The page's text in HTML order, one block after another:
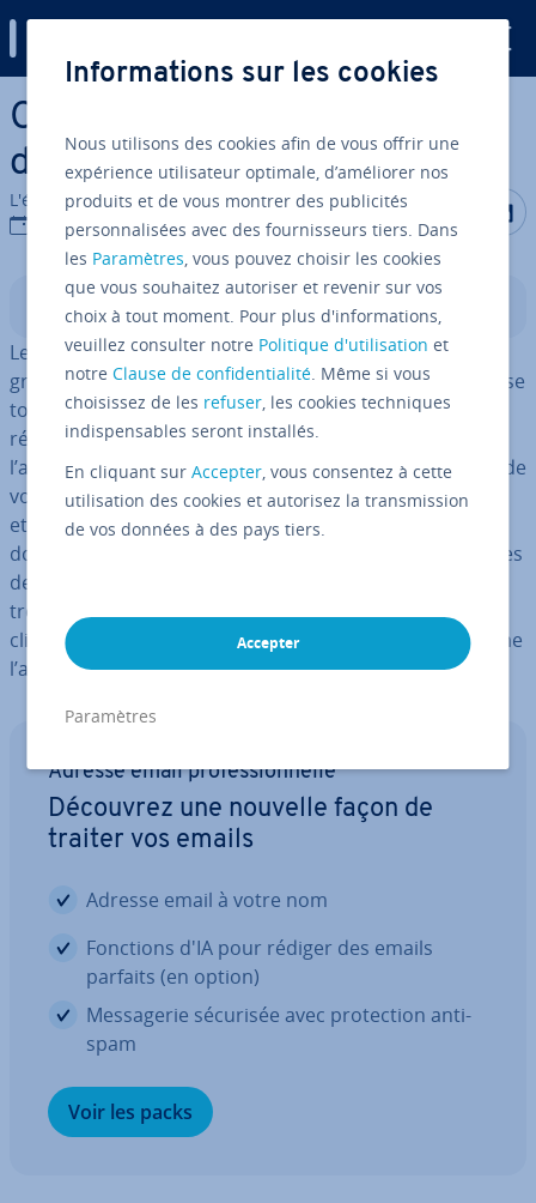
Aller au contenu principal
Comment formuler un objet
de news­let­ter ac­cro­cheur ?
L'équipe édi­to­riale IONOS
15/08/2023
Partager
Sommaire
Les tech­niques d’emailing per­met­tent de créer des
groupes cibles et tenter de con­vaincre ces derniers de se
tourner vers vos offres. Souvent, cependant, peu de
réflexion n’est portée sur ce qui va pourtant attirer
l’attention du des­ti­na­taire en tout premier lieu : l’objet de
votre mail com­por­tant la news­let­ter. En étant attrayant
et original, l’objet sera le premier élément à pouvoir
donner envie aux clients d’ouvrir la news­let­ter. Les lignes
de textes in­com­pré­hen­sibles ou formulées de manière
trop com­mer­ciale, en revanche, risquent d’amener le
client potentiel à supprimer votre news­let­ter sans même
l’avoir lue.
Adresse email pro­fes­sion­nelle
Découvrez une nouvelle façon de
traiter vos emails
Adresse email à votre nom
Fonctions d'IA pour rédiger des emails
parfaits (en option)
Mes­sa­ge­rie sécurisée avec pro­tec­tion anti-
spam
Voir les packs
Informations sur les cookies
Nous utilisons des cookies afin de vous offrir une
expérience utilisateur optimale, d’améliorer nos
produits et de vous montrer des publicités
personnalisées avec des fournisseurs tiers. Dans
les Paramètres, vous pouvez choisir les cookies
que vous souhaitez autoriser et revenir sur vos
choix à tout moment. Pour plus d'informations,
veuillez consulter notre Politique d'utilisation et
notreClause de confidentialité. Même si vous
choisissez de les refuser, les cookies techniques
indispensables seront installés.
En cliquant surAccepter, vous consentez à cette
utilisation des cookies et autorisez la transmission
de vos données à des pays tiers.
Accepter
Paramètres